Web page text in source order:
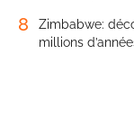
8
Zimbabwe:
millions